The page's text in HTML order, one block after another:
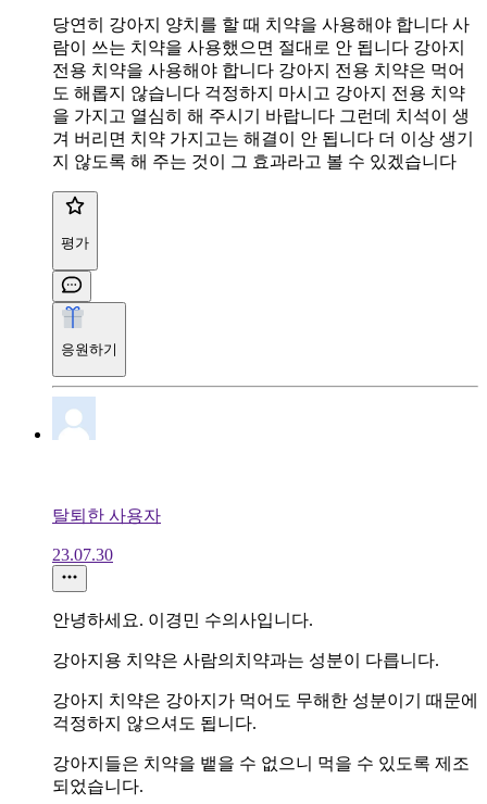
당연히 강아지 양치를 할 때 치약을 사용해야 합니다 사
람이 쓰는 치약을 사용했으면 절대로 안 됩니다 강아지
전용 치약을 사용해야 합니다 강아지 전용 치약은 먹어
도 해롭지 않습니다 걱정하지 마시고 강아지 전용 치약
을 가지고 열심히 해 주시기 바랍니다 그런데 치석이 생
겨 버리면 치약 가지고는 해결이 안 됩니다 더 이상 생기
지 않도록 해 주는 것이 그 효과라고 볼 수 있겠습니다
평가
응원하기
탈퇴한 사용자
23.07.30
안녕하세요. 이경민 수의사입니다.
강아지용 치약은 사람의치약과는 성분이 다릅니다.
강아지 치약은 강아지가 먹어도 무해한 성분이기 때문에
걱정하지 않으셔도 됩니다.
강아지들은 치약을 뱉을 수 없으니 먹을 수 있도록 제조
되었습니다.